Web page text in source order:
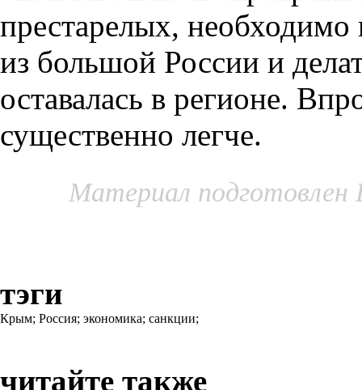
престарелых,
из большой России и
оставалась в регионе.
существенно легче.
Материал подготовлен
тэги
Крым; Россия; экономика; санкции;
читайте также